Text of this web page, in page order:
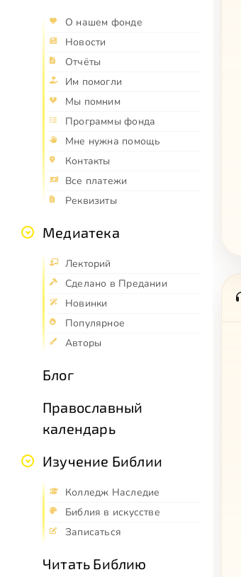
О нашем фонде
Новости
Отчёты
Им помогли
Мы помним
Программы фонда
Мне нужна помощь
Контакты
Все платежи
Реквизиты
Медиатека
Лекторий
Сделано в Предании
Новинки
Популярное
Авторы
Блог
Православный
календарь
Изучение Библии
Колледж Наследие
Библия в искусстве
Записаться
Читать Библию